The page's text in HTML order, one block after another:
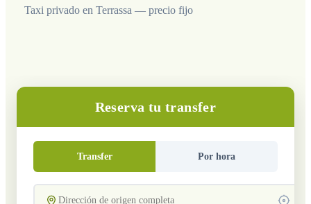
Taxi privado en Terrassa — precio fijo
Reserva tu transfer
Transfer Por hora